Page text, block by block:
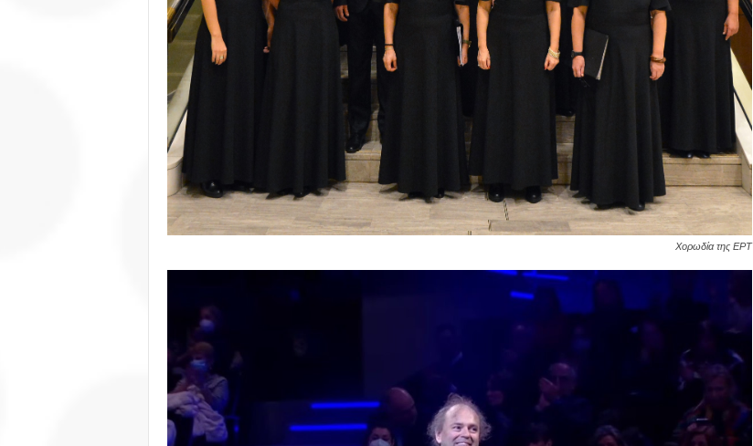
Χορωδία της ΕΡΤ